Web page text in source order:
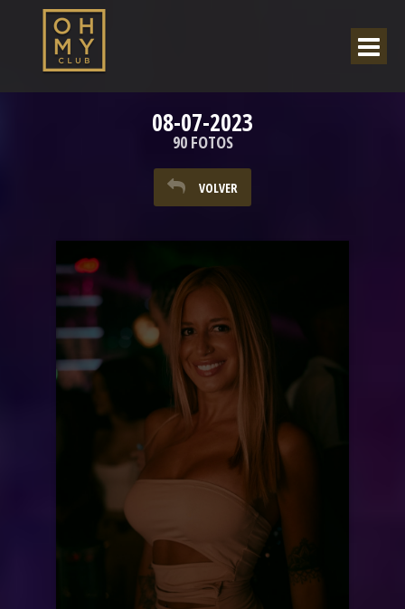
08-07-2023
90 FOTOS
VOLVER